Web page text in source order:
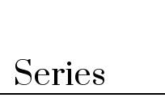
Series